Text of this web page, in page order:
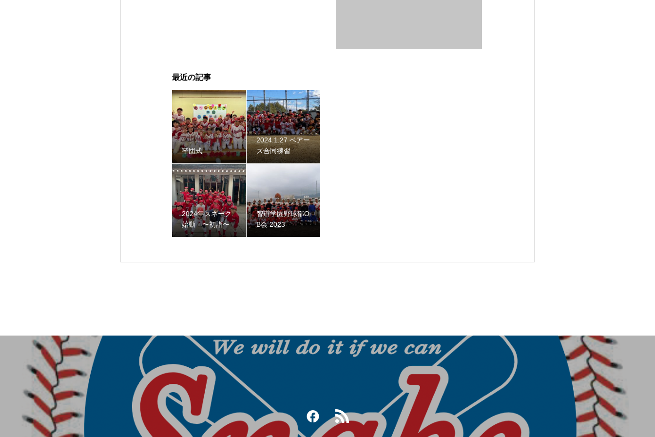
智辯学園野球部OB会 2023
最近の記事
卒団式
2024.1.27 ベアー
ズ合同練習
2024年スネーク
始動 〜初詣〜
智辯学園野球部O
B会 2023